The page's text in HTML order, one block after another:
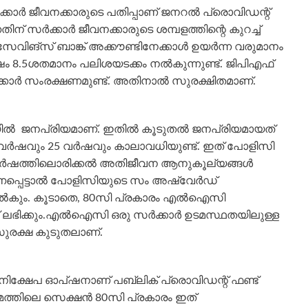
ജീവനക്കാരുടെ പതിപ്പാണ് ജനറല്‍ പ്രൊവിഡന്റ്
സര്‍ക്കാര്‍ ജീവനക്കാരുടെ ശമ്പളത്തിന്റെ കുറച്ച്
ബാങ്ക് അക്കൗണ്ടിനേക്കാള്‍ ഉയര്‍ന്ന വരുമാനം
പലിശയടക്കം നല്‍കുന്നുണ്ട്. ജിപിഎഫ്
സംരക്ഷണമുണ്ട്. അതിനാല്‍ സുരക്ഷിതമാണ്.
ജനപ്രിയമാണ്. ഇതില്‍ കൂടുതല്‍ ജനപ്രിയമായത്
25 വര്‍ഷവും കാലാവധിയുണ്ട്. ഇത് പോളിസി
അതിജീവന ആനുകൂല്യങ്ങള്‍
പോളിസിയുടെ സം അഷ്വേര്‍ഡ്
കൂടാതെ, 80സി പ്രകാരം എല്‍ഐസി
ലഭിക്കും.എല്‍ഐസി ഒരു സര്‍ക്കാര്‍ ഉടമസ്ഥതയിലുള്ള
കുടുതലാണ്.
ഓപ്ഷനാണ് പബ്ലിക് പ്രൊവിഡന്റ് ഫണ്ട്
സെക്ഷന്‍ 80സി പ്രകാരം ഇത്